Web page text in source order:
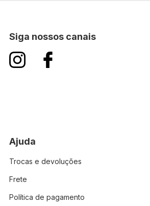
Siga nossos canais
Ajuda
Trocas e devoluções
Frete
Política de pagamento